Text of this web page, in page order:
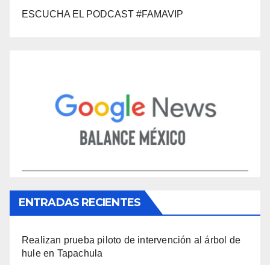
ESCUCHA EL PODCAST #FAMAVIP
ENTRADAS RECIENTES
Realizan prueba piloto de intervención al árbol de
hule en Tapachula